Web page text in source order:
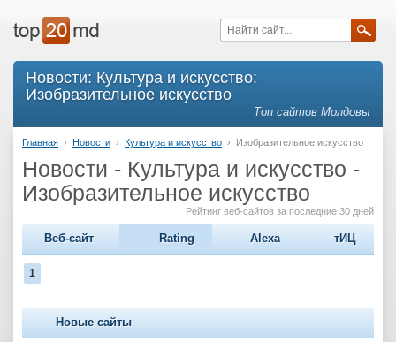
Новости: Культура и искусство:
Изобразительное искусство
Топ сайтов Молдовы
Главная › Новости › Культура и искусство › Изобразительное искусство
Новости - Культура и искусство -
Изобразительное искусство
Рейтинг веб-сайтов за последние 30 дней
Веб-сайт Rating Alexa тИЦ
1
Новые сайты